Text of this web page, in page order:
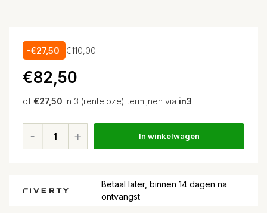
-€27,50 €110,00
€82,50
of €27,50 in 3 (renteloze) termijnen via in3
In winkelwagen
Betaal later, binnen 14 dagen na
ontvangst